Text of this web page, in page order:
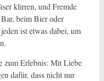
klirren, und Fremde
beim Bier oder
ist etwas dabei, um
zum Erlebnis: Mit Liebe
dafür, dass nicht nur